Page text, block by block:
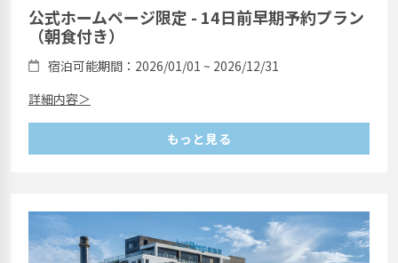
公式ホームページ限定 - 14日前早期予約プラン
（朝食付き）
宿泊可能期間：2026/01/01 ~ 2026/12/31
詳細内容＞
もっと見る